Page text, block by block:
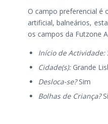
O campo preferencial é
artificial, balneários,
os campos da Futzone
Início de Actividade:
Cidade(s):Grande
Desloca-se?Sim
Bolhas de Criança?